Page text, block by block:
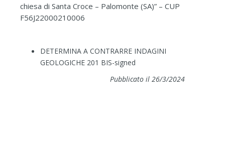
chiesa di Santa Croce – Palomonte (SA)” – CUP
F56J22000210006
DETERMINA A CONTRARRE INDAGINI
GEOLOGICHE 201 BIS-signed
Pubblicato il 26/3/2024